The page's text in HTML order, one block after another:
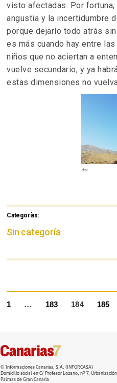
visto afectadas. Por
angustia y la incertidumbre
porque dejarlo todo atrás
es más cuando hay entre
niños que no aciertan a
vuelve secundario, y ya
estas dimensiones no
dav
Categorías:Categorías
Sin categoría
Navegación
entradas
PÁGINA
1 …
PÁGINA
183 184 185
© Informaciones Canarias, S.A. (INFORCASA)
Domicilio social en C/ Profesor Lozano, nº 7,
Palmas de Gran Canaria